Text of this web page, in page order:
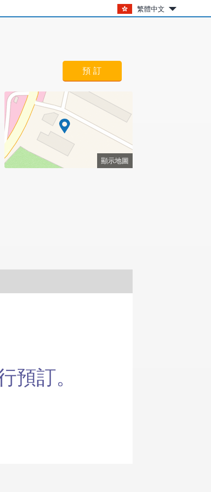
繁體中文
預 訂
顯示地圖
預訂。